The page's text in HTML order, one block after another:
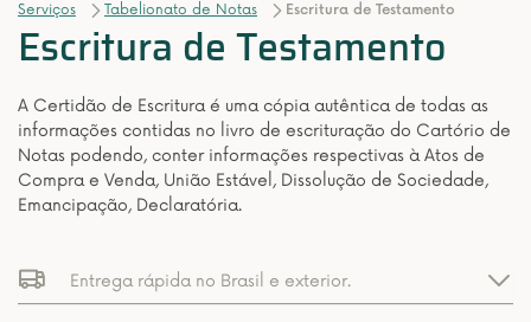
Serviços Tabelionato de Notas Escritura de Testamento
Escritura de Testamento
A Certidão de Escritura é uma cópia autêntica de todas as
informações contidas no livro de escrituração do Cartório de
Notas podendo, conter informações respectivas à Atos de
Compra e Venda, União Estável, Dissolução de Sociedade,
Emancipação, Declaratória.
Entrega rápida no Brasil e exterior.